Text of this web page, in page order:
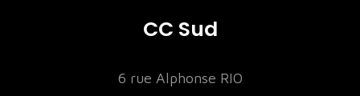
CC Sud
6 rue Alphonse RIO